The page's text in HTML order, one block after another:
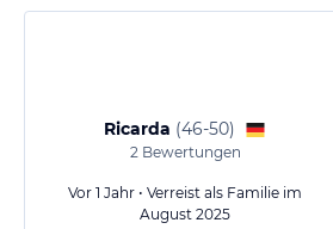
Ricarda (46-50)
2Bewertungen
Vor 1 Jahr • Verreist als Familie im
August 2025